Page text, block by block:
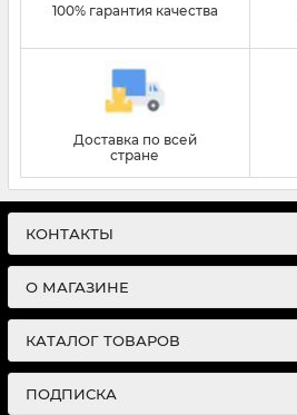
100% гарантия качества
Доставка по всей
стране
КОНТАКТЫ
О МАГАЗИНЕ
КАТАЛОГ ТОВАРОВ
ПОДПИСКА